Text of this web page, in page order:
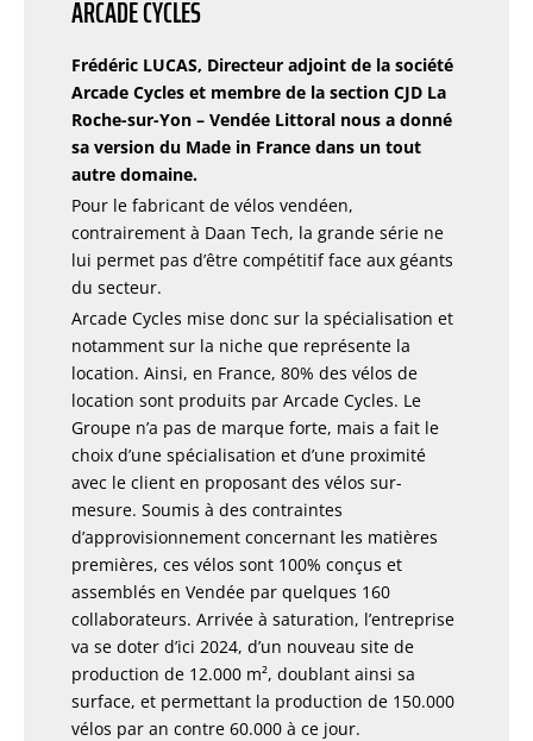
ARCADE CYCLES
Frédéric LUCAS, Directeur adjoint de la société
Arcade Cycles et membre de la section CJD La
Roche-sur-Yon – Vendée Littoral nous a donné
sa version du Made in France dans un tout
autre domaine.
Pour le fabricant de vélos vendéen,
contrairement à Daan Tech, la grande série ne
lui permet pas d’être compétitif face aux géants
du secteur.
Arcade Cycles mise donc sur la spécialisation et
notamment sur la niche que représente la
location. Ainsi, en France, 80% des vélos de
location sont produits par Arcade Cycles. Le
Groupe n’a pas de marque forte, mais a fait le
choix d’une spécialisation et d’une proximité
avec le client en proposant des vélos sur-
mesure. Soumis à des contraintes
d’approvisionnement concernant les matières
premières, ces vélos sont 100% conçus et
assemblés en Vendée par quelques 160
collaborateurs. Arrivée à saturation, l’entreprise
va se doter d’ici 2024, d’un nouveau site de
production de 12.000 m², doublant ainsi sa
surface, et permettant la production de 150.000
vélos par an contre 60.000 à ce jour.